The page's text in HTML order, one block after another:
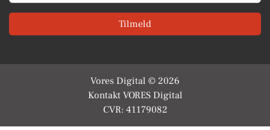
Tilmeld
Vores Digital © 2026
Kontakt VORES Digital
CVR: 41179082